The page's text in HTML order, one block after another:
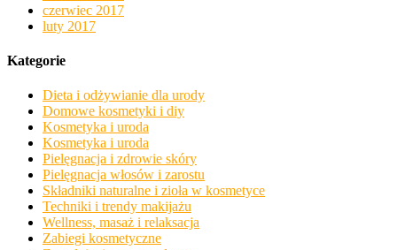
czerwiec 2017
luty 2017
Kategorie
Dieta i odżywianie dla urody
Domowe kosmetyki i diy
Kosmetyka i uroda
Kosmetyka i uroda
Pielęgnacja i zdrowie skóry
Pielęgnacja włosów i zarostu
Składniki naturalne i zioła w kosmetyce
Techniki i trendy makijażu
Wellness, masaż i relaksacja
Zabiegi kosmetyczne